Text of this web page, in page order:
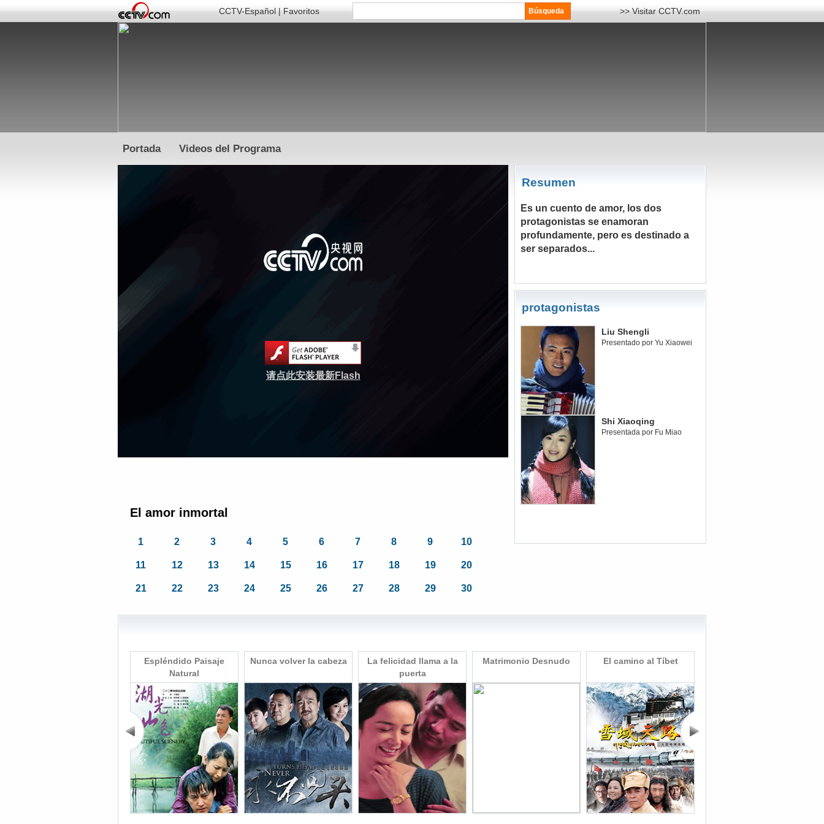
CCTV-Español|Favoritos >> Visitar CCTV.com
Portada Videos del Programa
请点此安装最新Flash
El amor inmortal
1 2 3 4 5 6 7 8 9 10
11 12 13 14 15 16 17 18 19 20
21 22 23 24 25 26 27 28 29 30
Resumen
Es un cuento de amor, los dos
protagonistas se enamoran
profundamente, pero es destinado a
ser separados...
protagonistas
Liu Shengli
Presentado por Yu Xiaowei
Shi Xiaoqing
Presentada por Fu Miao
Espléndido Paisaje
Natural
Nunca volver la cabeza
La felicidad llama a la
puerta
Matrimonio Desnudo El camino al Tíbet